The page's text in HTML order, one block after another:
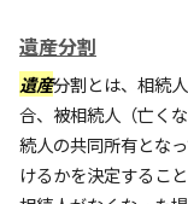
遺産分割
遺産分割とは、相続
合、被相続人（亡く
続人の共同所有とな
けるかを決定するこ